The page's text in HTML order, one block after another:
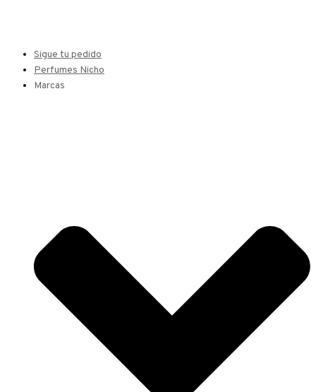
Sigue tu pedido
Perfumes Nicho
Marcas